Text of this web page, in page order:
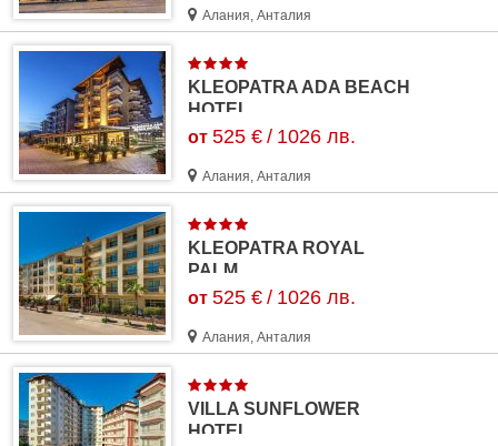
Алания, Анталия
KLEOPATRA ADA BEACH
HOTEL
от 525 € / 1026 лв.
Алания, Анталия
KLEOPATRA ROYAL
PALM
от 525 € / 1026 лв.
Алания, Анталия
VILLA SUNFLOWER
HOTEL